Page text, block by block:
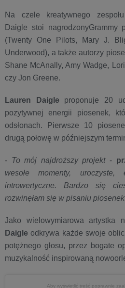
Na czele kreatywnego
Daigle stoi nagrodzonyGrammy
(Twenty One Pilots, Mary J.
Underwood), a także autorzy
Shane McAnally, Amy Wadge,
czy Jon Greene.
Lauren Daigleproponuje 20
pozytywnej energii piosenek,
odsłonach. Pierwsze 10
drugą połowę w późniejszym
- To mój najdroższy projekt-
wesołe momenty,
introwertyczne. Bardzo się
rozwinęłam się w pisaniu
Jako wielowymiarowa artystka
Daigleodkrywa każde swoje
potężnego głosu, przez bogate
muzykalność inspirowaną
Aby wyświetlić treść poprawnie